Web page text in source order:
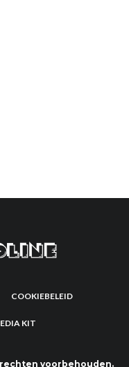
COOKIEBELEID
KIT
rechten voorbehouden.